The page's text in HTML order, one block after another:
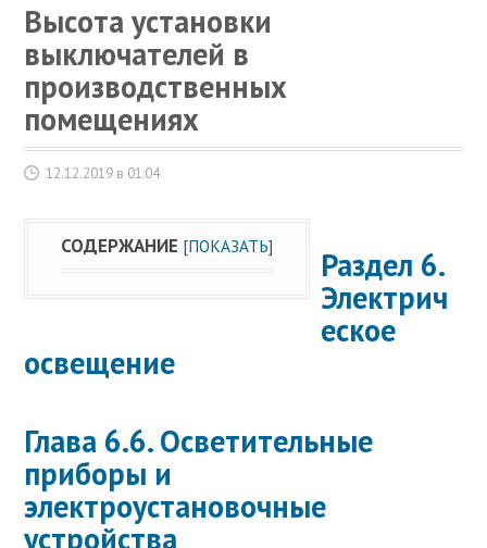
Высота установки
выключателей в
производственных
помещениях
12.12.2019 в 01:04
СОДЕРЖАНИЕ [ПОКАЗАТЬ]
Раздел 6.
Электрич
еское
освещение
Глава 6.6. Осветительные
приборы и
электроустановочные
устройства